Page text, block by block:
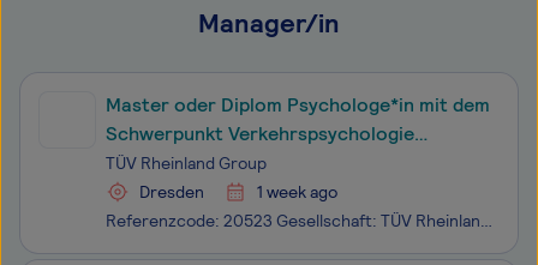
Manager/in
Master oder Diplom Psychologe*in mit dem
Schwerpunkt Verkehrspsychologie
(w/m/d)
TÜV Rheinland Group
Dresden
1 week ago
Referenzcode: 20523 Gesellschaft: TÜV Rheinland Group Die Begeisterung für zukunftsweisende Lösungen teilen wir mit über 28.000 Menschen rund um den Globus. Bei TÜV Rheinland können Sie Ihr Wissen eigenverantwortlich einbringen und sich dabei persönlich immer weiter entwickeln. Wir sind ein Team au